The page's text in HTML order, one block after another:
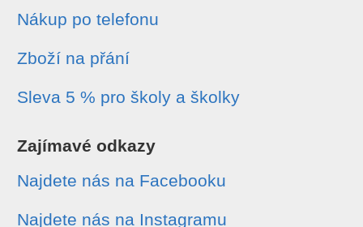
Nákup po telefonu
Zboží na přání
Sleva 5 % pro školy a školky
Zajímavé odkazy
Najdete nás na Facebooku
Najdete nás na Instagramu